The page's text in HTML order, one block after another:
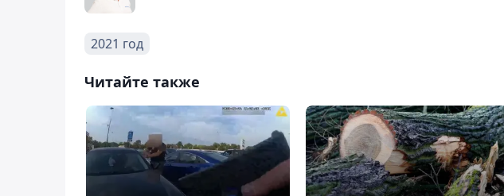
2021 год
Читайте также